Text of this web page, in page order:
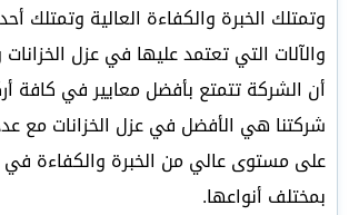
وتمتلك الخبرة والكفاءة العالية وتمتلك
والآلات التي تعتمد عليها في عزل
أن الشركة تتمتع بأفضل معايير في كافة
شركتنا هي الأفضل في عزل الخزانات مع
على مستوى عالي من الخبرة والكفاءة في
بمختلف أنواعها.